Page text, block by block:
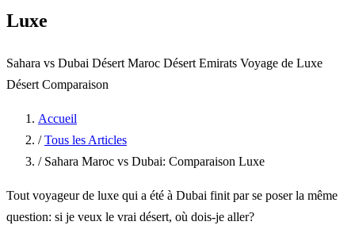
Luxe
Sahara vs Dubai Désert Maroc Désert Emirats Voyage de Luxe
Désert Comparaison
Accueil
/ Tous les Articles
/ Sahara Maroc vs Dubai: Comparaison Luxe
Tout voyageur de luxe qui a été à Dubai finit par se poser la même
question: si je veux le vrai désert, où dois-je aller?